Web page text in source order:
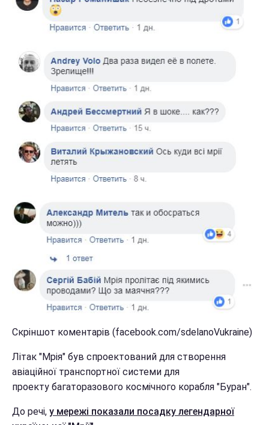
Скріншот коментарів (facebook.com/sdelanoVukraine)
Літак "Мрія" був спроектований для створення
авіаційної транспортної системи для
проекту багаторазового космічного корабля "Буран".
До речі, у мережі показали посадку легендарної